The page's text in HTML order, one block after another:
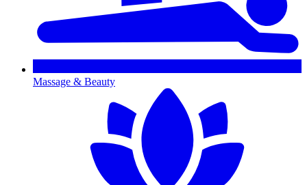
Massage & Beauty